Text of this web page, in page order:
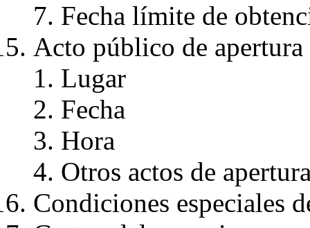
Fecha límite de
Acto público de apertura
Lugar
Fecha
Hora
Otros actos de
Condiciones especiales